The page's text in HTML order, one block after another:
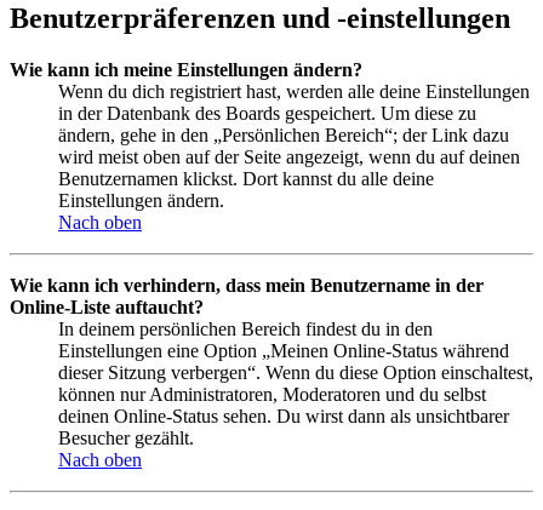
Benutzerpräferenzen und -einstellungen
Wie kann ich meine Einstellungen ändern?
Wenn du dich registriert hast, werden alle deine Einstellungen
in der Datenbank des Boards gespeichert. Um diese zu
ändern, gehe in den „Persönlichen Bereich“; der Link dazu
wird meist oben auf der Seite angezeigt, wenn du auf deinen
Benutzernamen klickst. Dort kannst du alle deine
Einstellungen ändern.
Nach oben
Wie kann ich verhindern, dass mein Benutzername in der
Online-Liste auftaucht?
In deinem persönlichen Bereich findest du in den
Einstellungen eine Option „Meinen Online-Status während
dieser Sitzung verbergen“. Wenn du diese Option einschaltest,
können nur Administratoren, Moderatoren und du selbst
deinen Online-Status sehen. Du wirst dann als unsichtbarer
Besucher gezählt.
Nach oben